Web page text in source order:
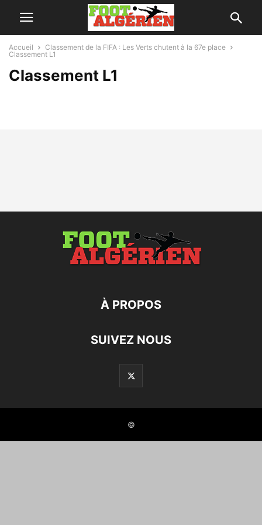
Accueil
Classement de la FIFA : Les Verts chutent à la 67e place
Classement L1
Classement L1
À PROPOS
SUIVEZ NOUS
©